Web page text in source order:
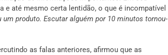
e até mesmo certa lentidão, o que é incompatível
um produto. Escutar alguém por 10 minutos tornou-
as falas anteriores, afirmou que as